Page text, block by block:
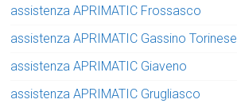
assistenza APRIMATIC Frossasco
assistenza APRIMATIC Gassino Torinese
assistenza APRIMATIC Giaveno
assistenza APRIMATIC Grugliasco